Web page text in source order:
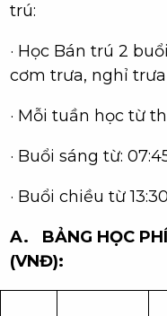
trú:
· Học Bán trú 2
cơm trưa, nghỉ
· Mỗi tuần học từ
· Buổi sáng từ: 07:45
· Buổi chiều từ
A. BẢNG HỌC PHÍ
(VNĐ):